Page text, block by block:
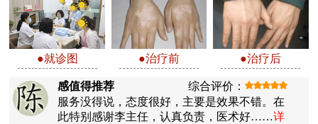
●就诊图 ●治疗前 ●治疗后
感值得推荐
综合评价：
服务没得说，态度很好，主要是效果不错。在
此特别感谢李主任，认真负责，医术好……详